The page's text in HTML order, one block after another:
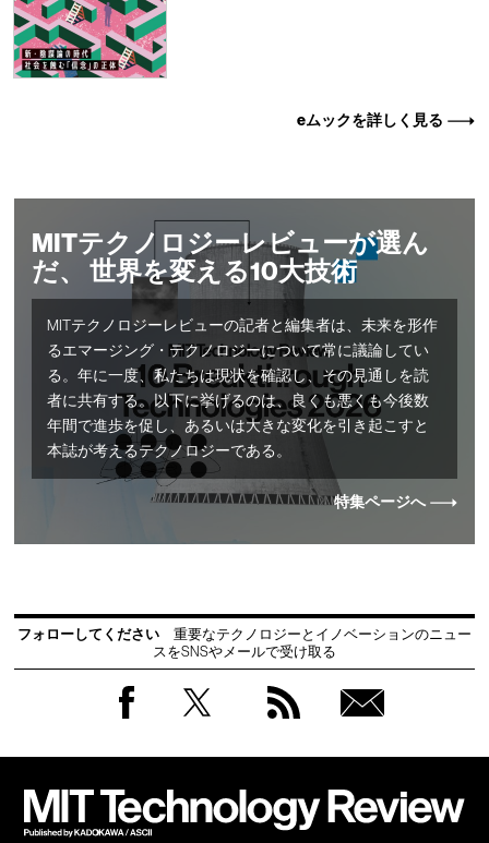
eムックを詳しく見る
MITテクノロジーレビューが選ん
だ、 世界を変える10大技術
MITテクノロジーレビューの記者と編集者は、未来を形作
るエマージング・テクノロジーについて常に議論してい
る。年に一度、私たちは現状を確認し、その見通しを読
者に共有する。以下に挙げるのは、良くも悪くも今後数
年間で進歩を促し、あるいは大きな変化を引き起こすと
本誌が考えるテクノロジーである。
特集ページへ
フォローしてください
重要なテクノロジーとイノベーションのニュー
スをSNSやメールで受け取る